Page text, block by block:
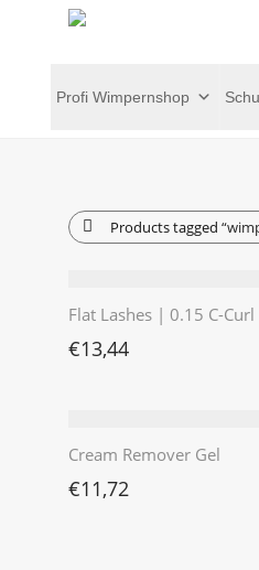
Profi Wimpernshop
Products tagged
Flat Lashes | 0.15 C-
€13,44
Cream Remover Gel
€11,72